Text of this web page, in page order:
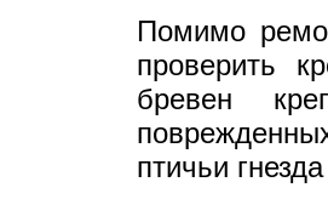
Помимо
проверить
бревен
птичьи